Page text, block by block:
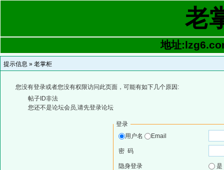
老
地址
提示信息 » 老掌柜
您没有登录或者您没有权限访问此页面，可能有如下几个原因:
帖子ID非法
您还不是论坛会员,请先登录论坛
登录
用户名
Email
密 码
隐身登录